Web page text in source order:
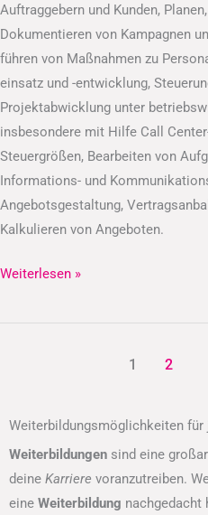
Auftraggebern und Kunden,
Dokumentieren von Kampagnen
führen von Maßnahmen zu
einsatz und -entwicklung,
Projektabwicklung unter
insbesondere mit Hilfe Call
Steuergrößen, Bearbeiten von
Informations- und
Angebotsgestaltung,
Kalkulieren von Angeboten.
Weiterlesen »
1 2
Weiterbildungsmöglichkeiten für
Weiterbildungen sind eine
deine Karriere voranzutreiben.
eine Weiterbildung nachgedacht